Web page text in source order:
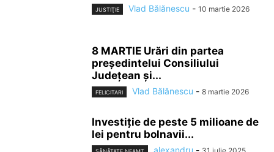
JUSTIŢIE Vlad Bălănescu - 10 martie 2026
8 MARTIE Urări din partea
președintelui Consiliului
Județean și...
FELICITARI Vlad Bălănescu - 8 martie 2026
Investiție de peste 5 milioane de
lei pentru bolnavii...